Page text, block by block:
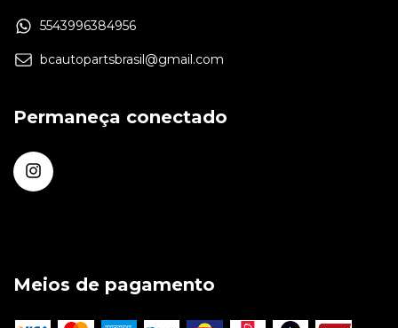
5543996384956
bcautopartsbrasil@gmail.com
Permaneça conectado
Meios de pagamento